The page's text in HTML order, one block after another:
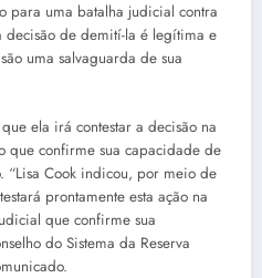
para uma batalha judicial contra
decisão de demití-la é legítima e
uma salvaguarda de sua
ela irá contestar a decisão na
que confirme sua capacidade de
“Lisa Cook indicou, por meio de
prontamente esta ação na
que confirme sua
do Sistema da Reserva